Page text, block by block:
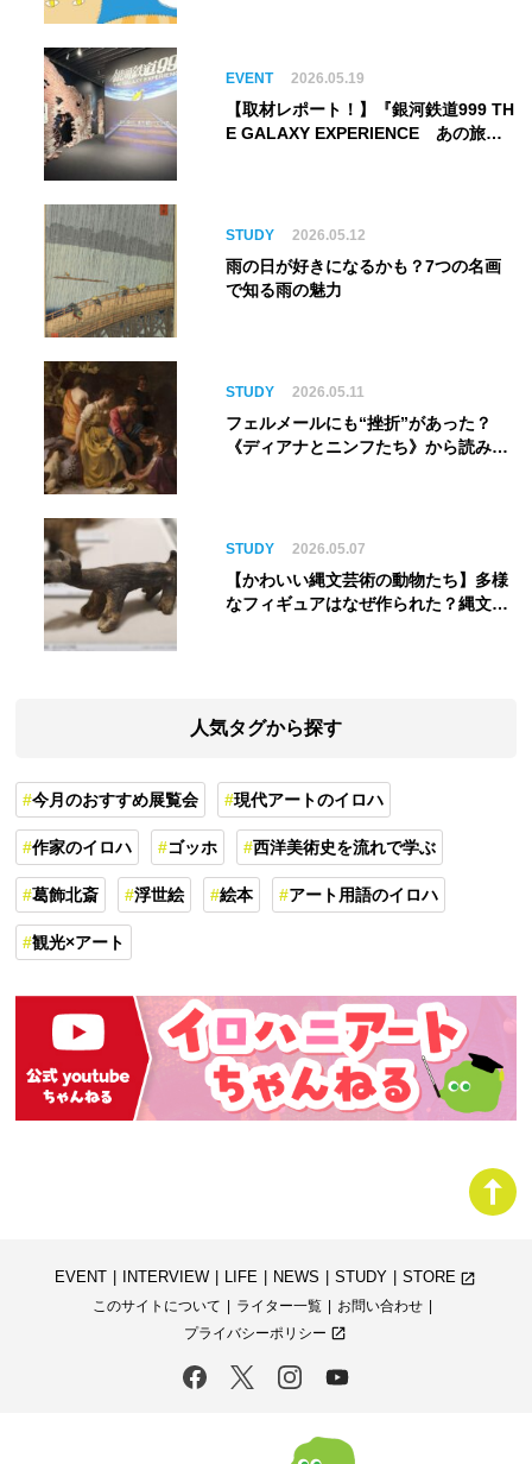
EVENT 2026.05.19
【取材レポート！】『銀河鉄道999 TH
E GALAXY EXPERIENCE あの旅
ム】
STUDY 2026.05.12
雨の日が好きになるかも？7つの名画
で知る雨の魅力
STUDY 2026.05.11
フェルメールにも“挫折”があった？
《ディアナとニンフたち》から読み解
STUDY 2026.05.07
【かわいい縄文芸術の動物たち】多様
なフィギュアはなぜ作られた？縄文人
人気タグから探す
今月のおすすめ展覧会 現代アートのイロハ
作家のイロハ ゴッホ 西洋美術史を流れで学ぶ
葛飾北斎 浮世絵 絵本 アート用語のイロハ
観光×アート
EVENT INTERVIEW LIFE NEWS STUDY STORE launch
このサイトについて
ライター一覧
お問い合わせ
プライバシーポリシー launch